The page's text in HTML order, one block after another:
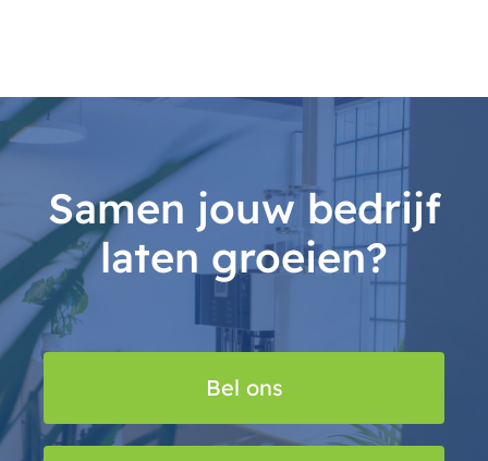
Samen jouw bedrijf
laten groeien?
Bel ons